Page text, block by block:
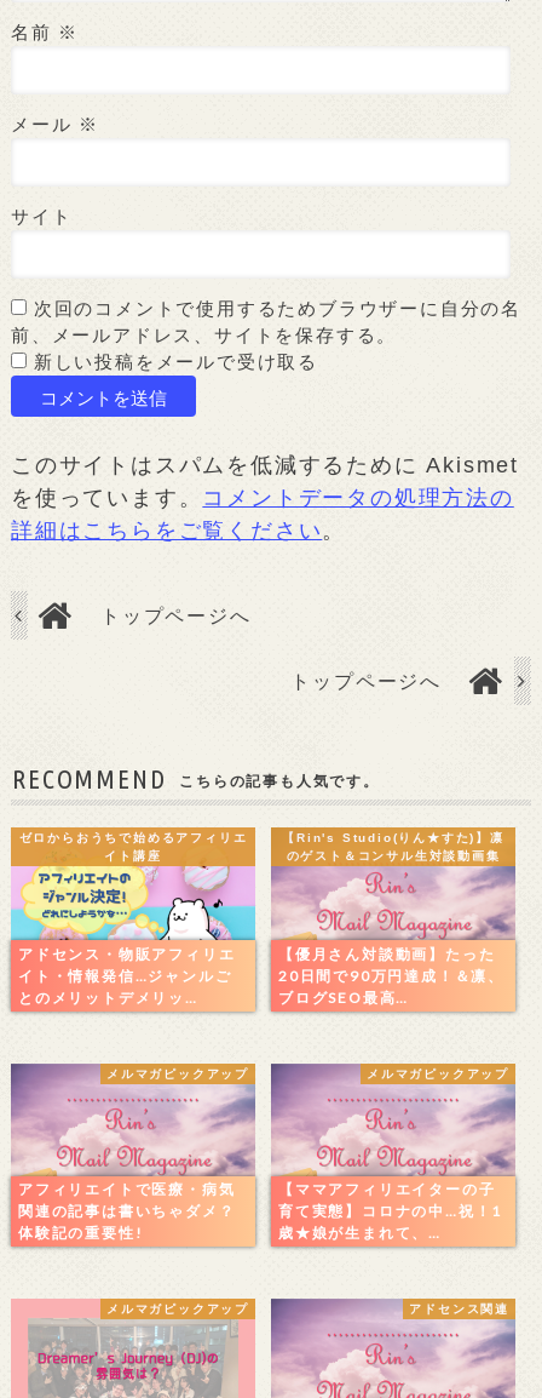
名前 ※
メール ※
サイト
次回のコメントで使用するためブラウザーに自分の名
前、メールアドレス、サイトを保存する。
新しい投稿をメールで受け取る
このサイトはスパムを低減するために Akismet
を使っています。 コメントデータの処理方法の
詳細はこちらをご覧ください 。
トップページへ
トップページへ
RECOMMEND こちらの記事も人気です。
ゼロからおうちで始めるアフィリエ
イト講座
アドセンス・物販アフィリエ
イト・情報発信…ジャンルご
とのメリットデメリッ…
【Rin's Studio(りん★すた)】凛
のゲスト＆コンサル生対談動画集
【優月さん対談動画】たった
20日間で90万円達成！＆凛、
ブログSEO最高…
メルマガピックアップ
アフィリエイトで医療・病気
関連の記事は書いちゃダメ？
体験記の重要性!
メルマガピックアップ
【ママアフィリエイターの子
育て実態】コロナの中…祝！1
歳★娘が生まれて、…
メルマガピックアップ アドセンス関連